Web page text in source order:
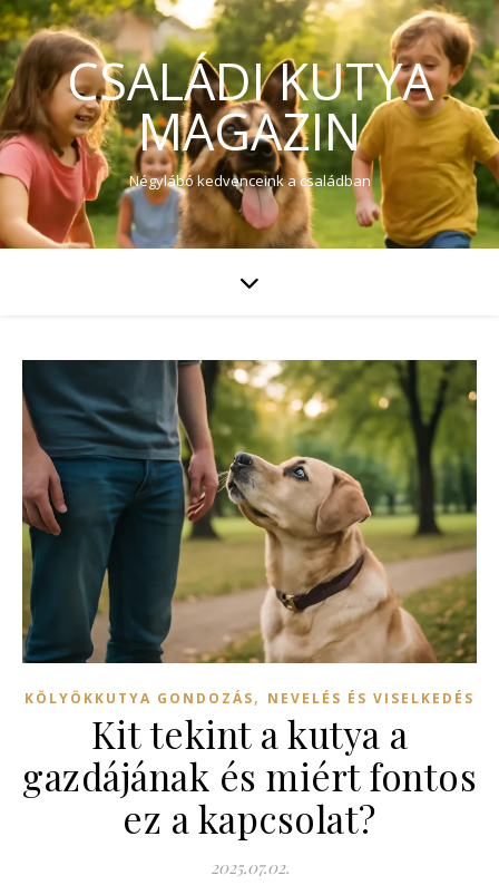
CSALÁDI KUTYA
MAGAZIN
Négylábó kedvenceink a családban
KÖLYÖKKUTYA GONDOZÁS, NEVELÉS ÉS VISELKEDÉS
Kit tekint a kutya a
gazdájának és miért fontos
ez a kapcsolat?
2025.07.02.